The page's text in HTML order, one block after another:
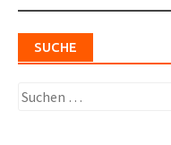
SUCHE
Suchen